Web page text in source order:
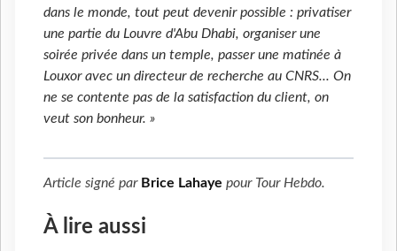
dans le monde, tout peut devenir possible : privatiser
une partie du Louvre d'Abu Dhabi, organiser une
soirée privée dans un temple, passer une matinée à
Louxor avec un directeur de recherche au CNRS... On
ne se contente pas de la satisfaction du client, on
veut son bonheur. »
Article signé par Brice Lahaye pour Tour Hebdo.
À lire aussi